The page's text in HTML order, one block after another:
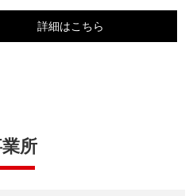
詳細はこちら
所